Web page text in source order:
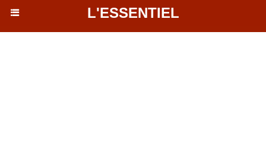
L'ESSENTIEL